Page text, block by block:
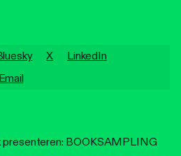
BOOKSAMPLING
X
LinkedIn
Email